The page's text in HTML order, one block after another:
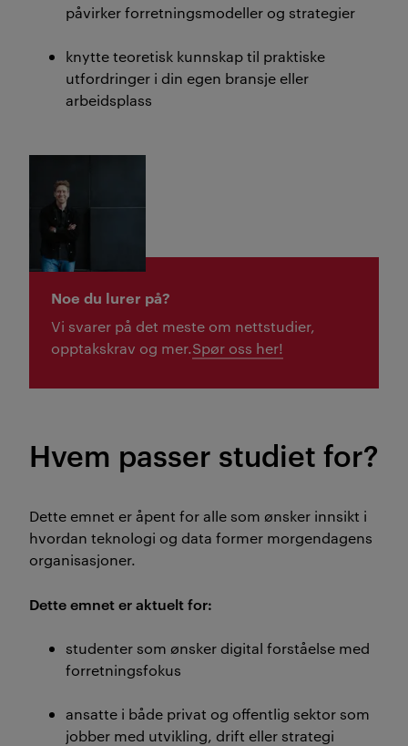
påvirker forretningsmodeller og strategier
knytte teoretisk kunnskap til praktiske
utfordringer i din egen bransje eller
arbeidsplass
Noe du lurer på?
Vi svarer på det meste om nettstudier,
opptakskrav og mer.Spør oss her!
Hvem passer studiet for?
Dette emnet er åpent for alle som ønsker innsikt i
hvordan teknologi og data former morgendagens
organisasjoner.
Dette emnet er aktuelt for:
studenter som ønsker digital forståelse med
forretningsfokus
ansatte i både privat og offentlig sektor som
jobber med utvikling, drift eller strategi